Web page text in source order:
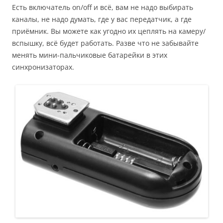
Есть включатель on/off и всё, вам не надо выбирать
каналы, не надо думать, где у вас передатчик, а где
приёмник. Вы можете как угодно их цеплять на камеру/
вспышку, всё будет работать. Разве что не забывайте
менять мини-пальчиковые батарейки в этих
синхронизаторах.